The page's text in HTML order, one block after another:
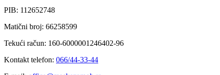
PIB: 112652748
Matični broj: 66258599
Tekući račun: 160-6000001246402-96
Kontakt telefon: 066/44-33-44